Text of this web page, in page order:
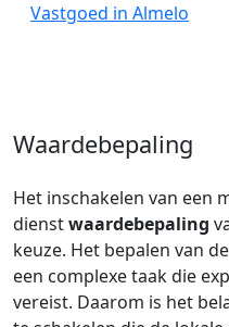
Vastgoed in Almelo
Waardebepaling
Het inschakelen van een
dienstwaardebepaling
keuze. Het bepalen van
een complexe taak die
vereist. Daarom is het